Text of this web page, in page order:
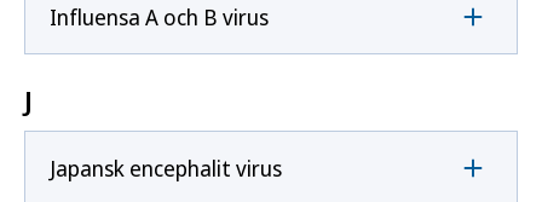
Influensa A och B virus
J
Japansk encephalit virus